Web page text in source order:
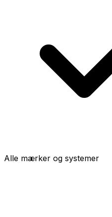
Alle mærker og systemer